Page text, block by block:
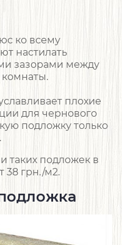
ко всему
настилать
зазорами между
плохие
для чернового
подложку только
таких подложек в
38 грн./м2.